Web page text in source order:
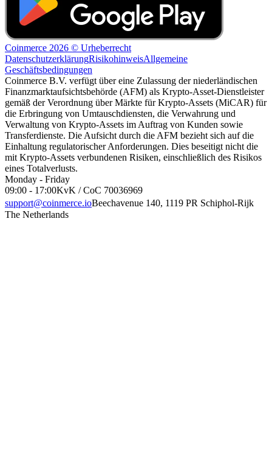
Coinmerce 2026 © Urheberrecht
DatenschutzerklärungRisikohinweisAllgemeine
Geschäftsbedingungen
Coinmerce B.V. verfügt über eine Zulassung der niederländischen
Finanzmarktaufsichtsbehörde (AFM) als Krypto-Asset-Dienstleister
gemäß der Verordnung über Märkte für Krypto-Assets (MiCAR) für
die Erbringung von Umtauschdiensten, die Verwahrung und
Verwaltung von Krypto-Assets im Auftrag von Kunden sowie
Transferdienste. Die Aufsicht durch die AFM bezieht sich auf die
Einhaltung regulatorischer Anforderungen. Dies beseitigt nicht die
mit Krypto-Assets verbundenen Risiken, einschließlich des Risikos
eines Totalverlusts.
Monday - Friday
09:00 - 17:00KvK / CoC 70036969
support@coinmerce.ioBeechavenue 140, 1119 PR Schiphol-Rijk
The Netherlands